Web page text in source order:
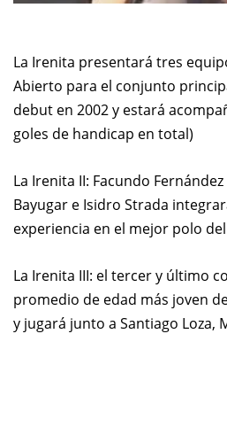
La Irenita presentará tres
Abierto para el conjunto
debut en 2002 y estará
goles de handicap en total)
La Irenita II: Facundo
Bayugar e Isidro Strada
experiencia en el mejor polo
La Irenita III: el tercer y último
promedio de edad más joven
y jugará junto a Santiago Loza,